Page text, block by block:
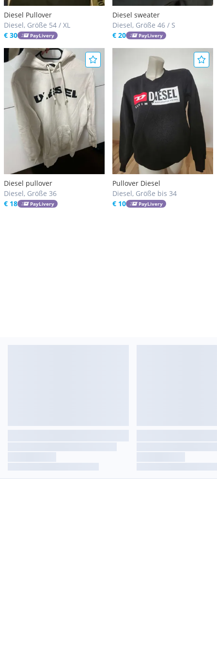
Diesel Pullover
Diesel, Größe 54 / XL
€ 30
PayLivery
Diesel sweater
Diesel, Größe 46 / S
€ 20
PayLivery
Diesel pullover
Diesel, Größe 36
€ 18
PayLivery
Pullover Diesel
Diesel, Größe bis 34
€ 10
PayLivery